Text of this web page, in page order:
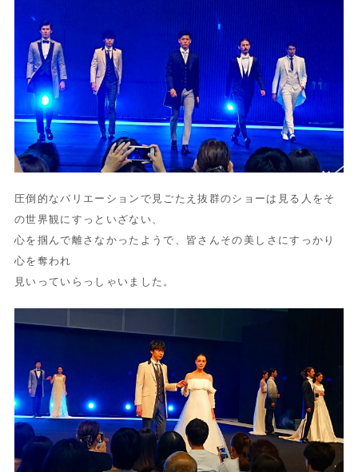
圧倒的なバリエーションで見ごたえ抜群のショーは見る人をそ
の世界観にすっといざない、
心を掴んで離さなかったようで、 皆さんその美しさにすっかり
心を奪われ
見いっていらっしゃいまし た。